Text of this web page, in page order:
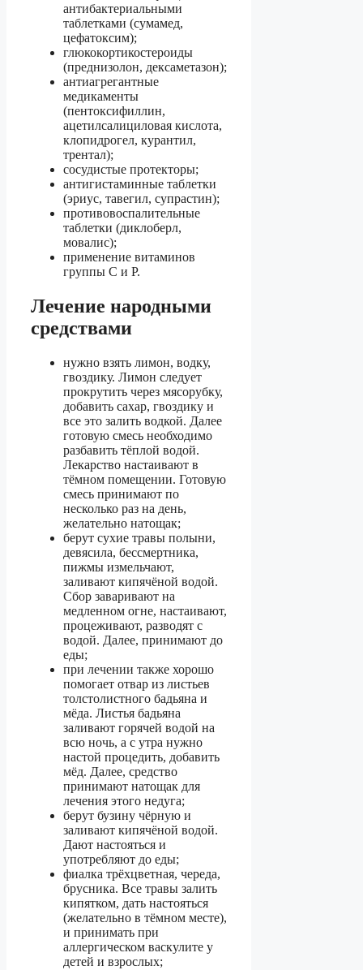
антибактериальными
таблетками (сумамед,
цефатоксим);
глюкокортикостероиды
(преднизолон, дексаметазон);
антиагрегантные
медикаменты
(пентоксифиллин,
ацетилсалициловая кислота,
клопидрогел, курантил,
трентал);
сосудистые протекторы;
антигистаминные таблетки
(эриус, тавегил, супрастин);
противовоспалительные
таблетки (диклоберл,
мовалис);
применение витаминов
группы С и Р.
Лечение народными
средствами
нужно взять лимон, водку,
гвоздику. Лимон следует
прокрутить через мясорубку,
добавить сахар, гвоздику и
все это залить водкой. Далее
готовую смесь необходимо
разбавить тёплой водой.
Лекарство настаивают в
тёмном помещении. Готовую
смесь принимают по
несколько раз на день,
желательно натощак;
берут сухие травы полыни,
девясила, бессмертника,
пижмы измельчают,
заливают кипячёной водой.
Сбор заваривают на
медленном огне, настаивают,
процеживают, разводят с
водой. Далее, принимают до
еды;
при лечении также хорошо
помогает отвар из листьев
толстолистного бадьяна и
мёда. Листья бадьяна
заливают горячей водой на
всю ночь, а с утра нужно
настой процедить, добавить
мёд. Далее, средство
принимают натощак для
лечения этого недуга;
берут бузину чёрную и
заливают кипячёной водой.
Дают настояться и
употребляют до еды;
фиалка трёхцветная, череда,
брусника. Все травы залить
кипятком, дать настояться
(желательно в тёмном месте),
и принимать при
аллергическом васкулите у
детей и взрослых;